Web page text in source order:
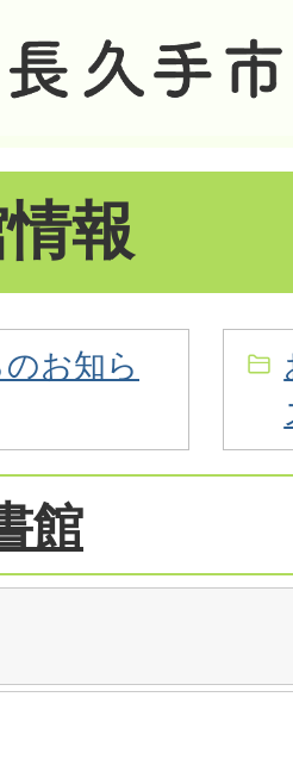
報
お知ら
館